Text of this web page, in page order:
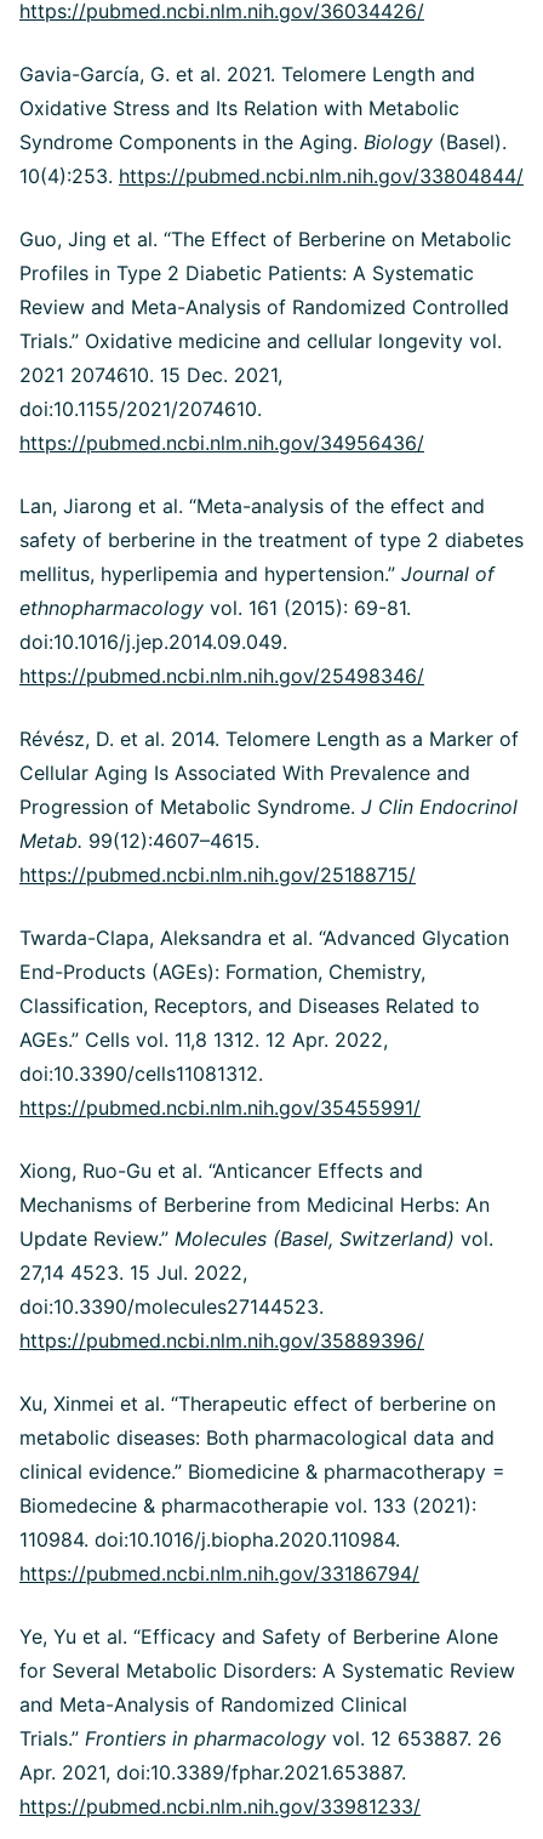
https://pubmed.ncbi.nlm.nih.gov/36034426/
Gavia-García, G. et al. 2021. Telomere Length and
Oxidative Stress and Its Relation with Metabolic
Syndrome Components in the Aging. Biology (Basel).
10(4):253. https://pubmed.ncbi.nlm.nih.gov/33804844/
Guo, Jing et al. “The Effect of Berberine on Metabolic
Profiles in Type 2 Diabetic Patients: A Systematic
Review and Meta-Analysis of Randomized Controlled
Trials.” Oxidative medicine and cellular longevity vol.
2021 2074610. 15 Dec. 2021,
doi:10.1155/2021/2074610.
https://pubmed.ncbi.nlm.nih.gov/34956436/
Lan, Jiarong et al. “Meta-analysis of the effect and
safety of berberine in the treatment of type 2 diabetes
mellitus, hyperlipemia and hypertension.” Journal of
ethnopharmacology vol. 161 (2015): 69-81.
doi:10.1016/j.jep.2014.09.049.
https://pubmed.ncbi.nlm.nih.gov/25498346/
Révész, D. et al. 2014. Telomere Length as a Marker of
Cellular Aging Is Associated With Prevalence and
Progression of Metabolic Syndrome. J Clin Endocrinol
Metab. 99(12):4607–4615.
https://pubmed.ncbi.nlm.nih.gov/25188715/
Twarda-Clapa, Aleksandra et al. “Advanced Glycation
End-Products (AGEs): Formation, Chemistry,
Classification, Receptors, and Diseases Related to
AGEs.” Cells vol. 11,8 1312. 12 Apr. 2022,
doi:10.3390/cells11081312.
https://pubmed.ncbi.nlm.nih.gov/35455991/
Xiong, Ruo-Gu et al. “Anticancer Effects and
Mechanisms of Berberine from Medicinal Herbs: An
Update Review.” Molecules (Basel, Switzerland) vol.
27,14 4523. 15 Jul. 2022,
doi:10.3390/molecules27144523.
https://pubmed.ncbi.nlm.nih.gov/35889396/
Xu, Xinmei et al. “Therapeutic effect of berberine on
metabolic diseases: Both pharmacological data and
clinical evidence.” Biomedicine & pharmacotherapy =
Biomedecine & pharmacotherapie vol. 133 (2021):
110984. doi:10.1016/j.biopha.2020.110984.
https://pubmed.ncbi.nlm.nih.gov/33186794/
Ye, Yu et al. “Efficacy and Safety of Berberine Alone
for Several Metabolic Disorders: A Systematic Review
and Meta-Analysis of Randomized Clinical
Trials.” Frontiers in pharmacology vol. 12 653887. 26
Apr. 2021, doi:10.3389/fphar.2021.653887.
https://pubmed.ncbi.nlm.nih.gov/33981233/